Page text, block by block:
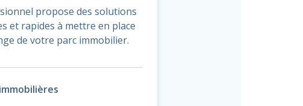
propose des solutions
et rapides à mettre en place
de votre parc immobilier.